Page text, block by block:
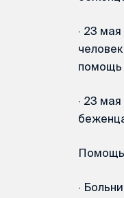
· 23
помощь
· 23 мая
·